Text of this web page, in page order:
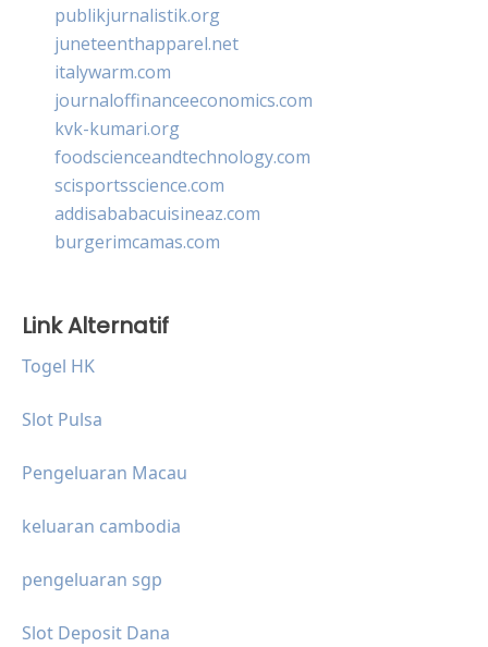
publikjurnalistik.org
juneteenthapparel.net
italywarm.com
journaloffinanceeconomics.com
kvk-kumari.org
foodscienceandtechnology.com
scisportsscience.com
addisababacuisineaz.com
burgerimcamas.com
Link Alternatif
Togel HK
Slot Pulsa
Pengeluaran Macau
keluaran cambodia
pengeluaran sgp
Slot Deposit Dana